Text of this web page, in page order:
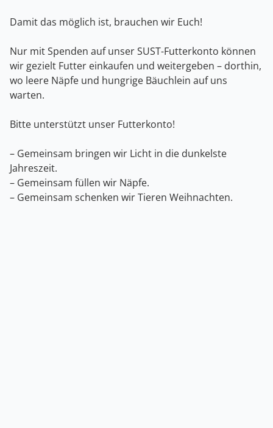
Damit das möglich ist, brauchen wir Euch!
Nur mit Spenden auf unser SUST-Futterkonto können
wir gezielt Futter einkaufen und weitergeben – dorthin,
wo leere Näpfe und hungrige Bäuchlein auf uns
warten.
Bitte unterstützt unser Futterkonto!
– Gemeinsam bringen wir Licht in die dunkelste
Jahreszeit.
– Gemeinsam füllen wir Näpfe.
– Gemeinsam schenken wir Tieren Weihnachten.